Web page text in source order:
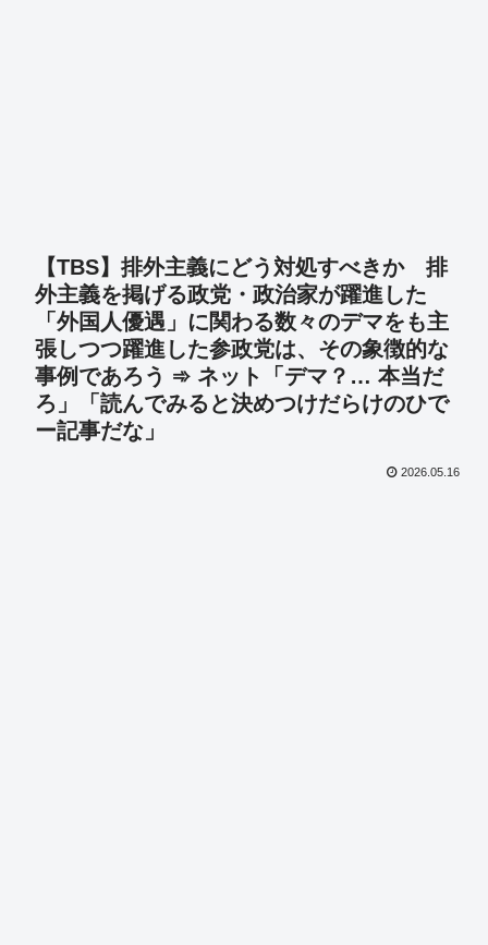
【TBS】排外主義にどう対処すべきか 排
外主義を掲げる政党・政治家が躍進した
「外国人優遇」に関わる数々のデマをも主
張しつつ躍進した参政党は、その象徴的な
事例であろう ➾ ネット「デマ？… 本当だ
ろ」「読んでみると決めつけだらけのひで
ー記事だな」
2026.05.16